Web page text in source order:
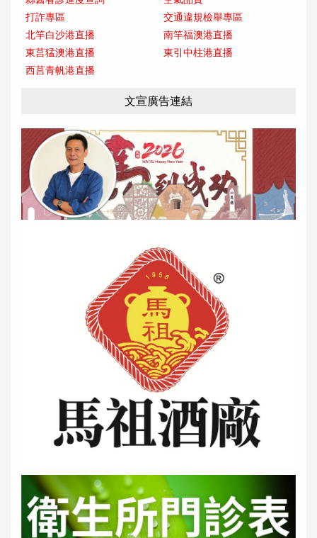
打詐專區
交通違規檢舉專區
北竿白沙港直播
南竿福澳港直播
東莒猛澳港直播
東引中柱港直播
西莒青帆港直播
文宣廣告連結